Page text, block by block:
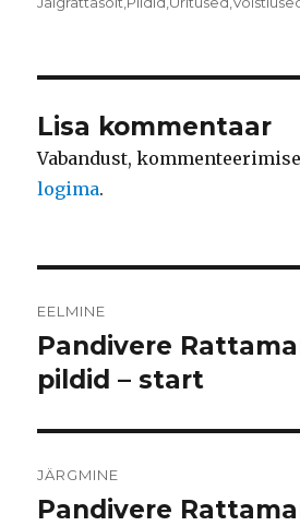
Lisa kommentaar
Vabandust,
logima.
EELMINE
Eelmine
postitus:
Pandivere
pildid – start
JÄRGMINE
Järgmine
Pandivere